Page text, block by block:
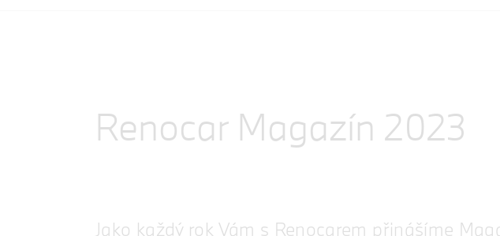
Renocar Magazín 2023
Jako každý rok Vám s Renocarem přinášíme